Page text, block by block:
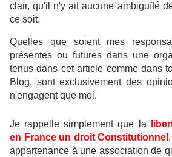
clair, qu'il n'y ait aucune ambiguïté
ce soit.
Quelles que soient mes
présentes ou futures dans une
tenus dans cet article comme dans
Blog, sont exclusivement des
n'engagent que moi.
Je rappelle simplement que la
en France un droit Constitutionnel
appartenance à une association de